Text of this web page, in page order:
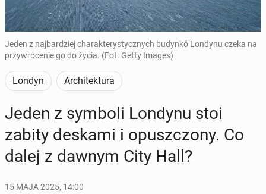
Jeden z najbardziej charakterystycznych budynkó Londynu czeka na
przywrócenie go do życia. (Fot. Getty Images)
Londyn Architektura
Jeden z symboli Londynu stoi
zabity deskami i opusz­czo­ny. Co
dalej z dawnym City Hall?
15 MAJA 2025, 14:00